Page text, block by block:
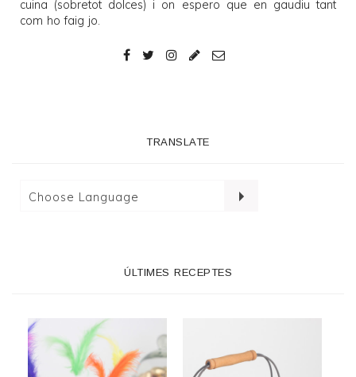
cuina (sobretot dolces) i on espero que en gaudiu tant
com ho faig jo.
TRANSLATE
ÚLTIMES RECEPTES